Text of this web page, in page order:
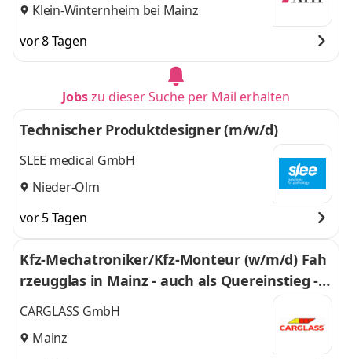
Klein-Winternheim bei Mainz
vor 8 Tagen
Jobszu dieser Suche per Mail erhalten
Technischer Produktdesigner (m/w/d)
SLEE medical GmbH
Nieder-Olm
vor 5 Tagen
Kfz-Mechatroniker/Kfz-Monteur (w/m/d) Fah
rzeugglas in Mainz - auch als Quereinstieg - 2
35
CARGLASS GmbH
Mainz